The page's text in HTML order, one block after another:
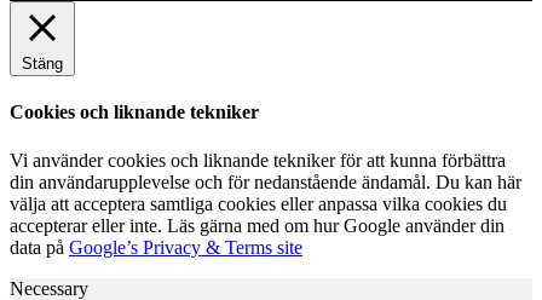
Stäng
Cookies och liknande tekniker
Vi använder cookies och liknande tekniker för att kunna förbättra
din användarupplevelse och för nedanstående ändamål. Du kan här
välja att acceptera samtliga cookies eller anpassa vilka cookies du
accepterar eller inte. Läs gärna med om hur Google använder din
data på Google’s Privacy & Terms site
Necessary